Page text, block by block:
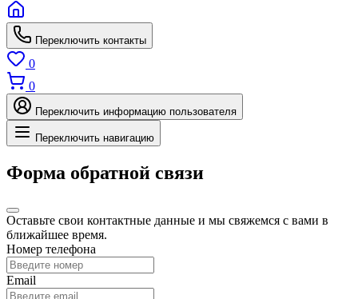
Переключить контакты
0
0
Переключить информацию пользователя
Переключить навигацию
Форма обратной связи
Оставьте свои контактные данные и мы свяжемся с вами в
ближайшее время.
Номер телефона
Email